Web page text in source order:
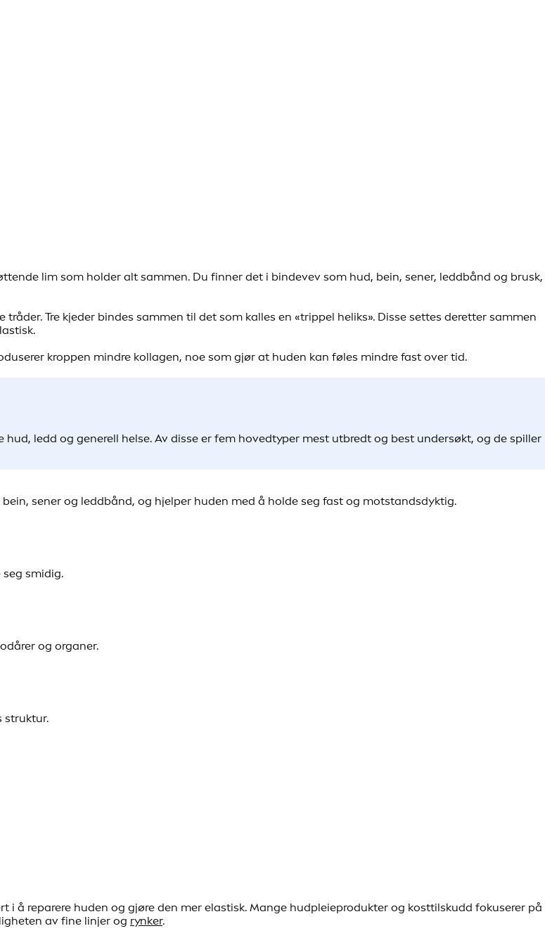
lim som holder alt sammen. Du finner det i bindevev som hud, bein, sener, leddbånd og brusk,
Tre kjeder bindes sammen til det som kalles en «trippel heliks». Disse settes deretter sammen
kroppen mindre kollagen, noe som gjør at huden kan føles mindre fast over tid.
ledd og generell helse. Av disse er fem hovedtyper mest utbredt og best undersøkt, og de spiller
sener og leddbånd, og hjelper huden med å holde seg fast og motstandsdyktig.
smidig.
og organer.
struktur.
i å reparere huden og gjøre den mer elastisk. Mange hudpleieprodukter og kosttilskudd fokuserer på
av fine linjer og rynker.